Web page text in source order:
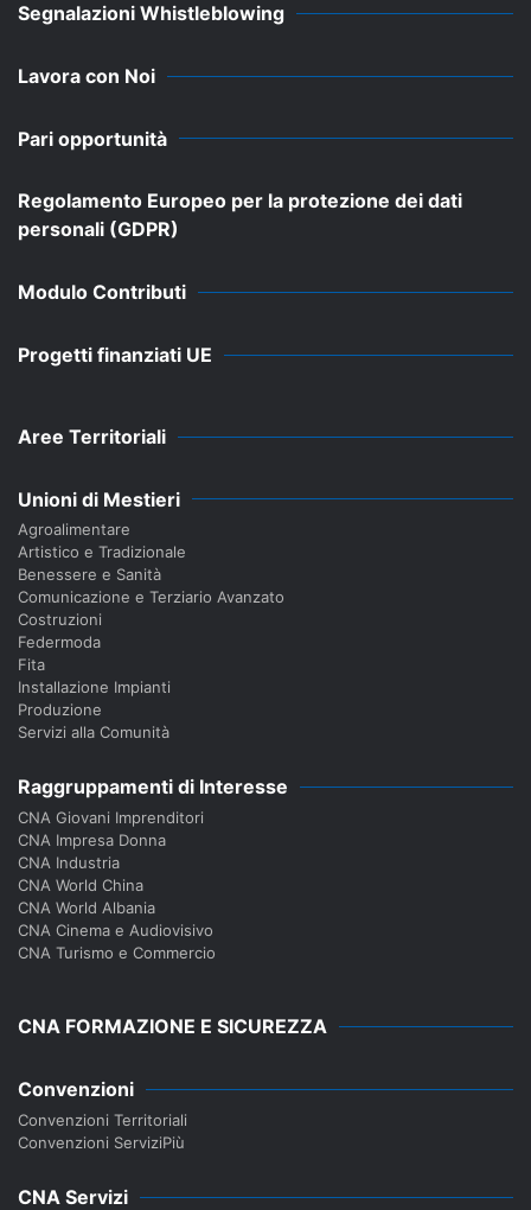
Segnalazioni Whistleblowing
Lavora con Noi
Pari opportunità
Regolamento Europeo per la protezione dei dati
personali (GDPR)
Modulo Contributi
Progetti finanziati UE
Aree Territoriali
Unioni di Mestieri
Agroalimentare
Artistico e Tradizionale
Benessere e Sanità
Comunicazione e Terziario Avanzato
Costruzioni
Federmoda
Fita
Installazione Impianti
Produzione
Servizi alla Comunità
Raggruppamenti di Interesse
CNA Giovani Imprenditori
CNA Impresa Donna
CNA Industria
CNA World China
CNA World Albania
CNA Cinema e Audiovisivo
CNA Turismo e Commercio
CNA FORMAZIONE E SICUREZZA
Convenzioni
Convenzioni Territoriali
Convenzioni ServiziPiù
CNA Servizi